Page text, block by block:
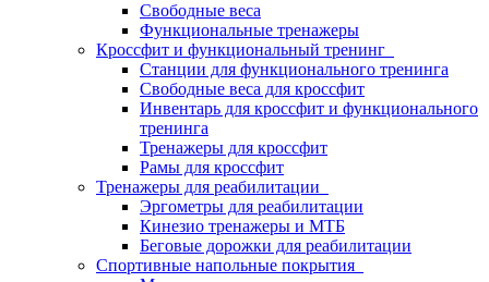
Свободные веса
Функциональные тренажеры
Кроссфит и функциональный тренинг
Станции для функционального тренинга
Свободные веса для кроссфит
Инвентарь для кроссфит и функционального
тренинга
Тренажеры для кроссфит
Рамы для кроссфит
Тренажеры для реабилитации
Эргометры для реабилитации
Кинезио тренажеры и МТБ
Беговые дорожки для реабилитации
Спортивные напольные покрытия